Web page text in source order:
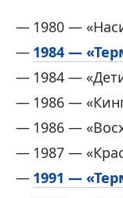
1980 —
1984 —
1984 —
1986 —
1986 —
1987 —
1991 —